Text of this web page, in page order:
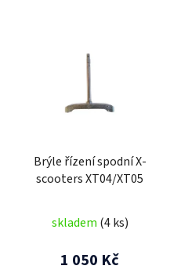
Brýle řízení spodní X-
scooters XT04/XT05
skladem (4 ks)
1 050 Kč